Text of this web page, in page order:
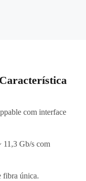
com interface
11,3 Gb/s com
fibra única.